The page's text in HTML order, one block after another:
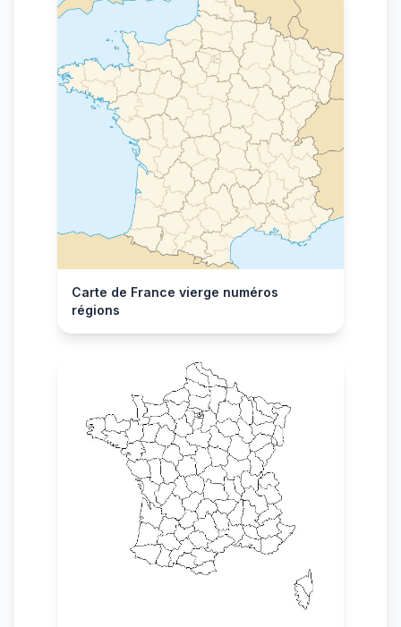
Carte de France vierge numéros
régions